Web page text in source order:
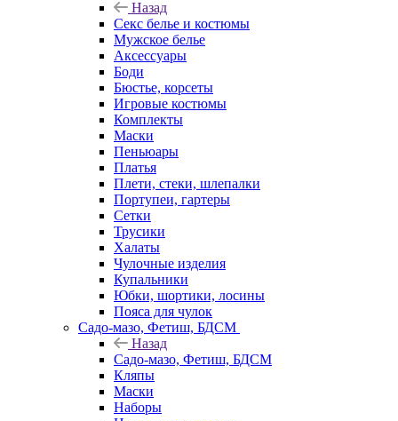
Назад
Секс белье и костюмы
Мужское белье
Аксессуары
Боди
Бюстье, корсеты
Игровые костюмы
Комплекты
Маски
Пеньюары
Платья
Плети, стеки, шлепалки
Портупеи, гартеры
Сетки
Трусики
Халаты
Чулочные изделия
Купальники
Юбки, шортики, лосины
Пояса для чулок
Садо-мазо, Фетиш, БДСМ
Назад
Садо-мазо, Фетиш, БДСМ
Кляпы
Маски
Наборы